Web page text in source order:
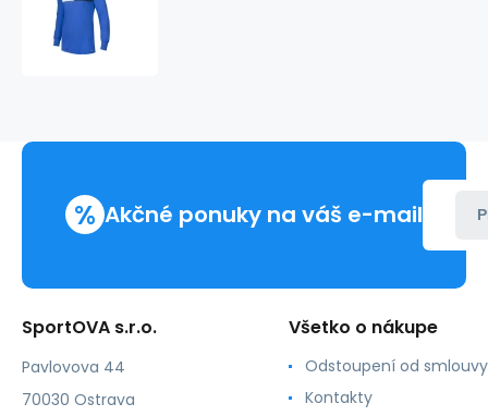
-
% Akčné ponuky na váš e-mail
SportOVA s.r.o.
Pavlovova 44
70030 Ostrava
Všetko o nákupe
Odstoupení od smlouvy
Kontakty